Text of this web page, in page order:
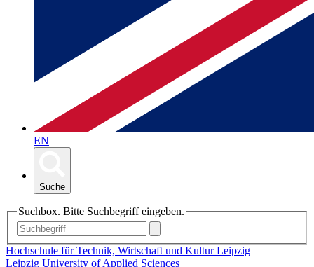
EN
Suche
Suchbox. Bitte Suchbegriff eingeben.
Hochschule für Technik, Wirtschaft und Kultur Leipzig
Leipzig University of Applied Sciences